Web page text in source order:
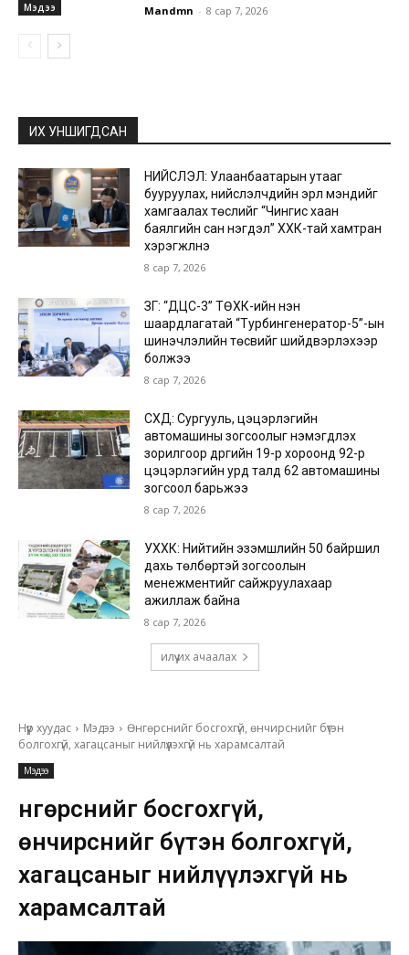
Мэдээ Mandmn - 8 сар 7, 2026
ИХ УНШИГДСАН
НИЙСЛЭЛ: Улаанбаатарын утааг
бууруулах, нийслэлчүүдийн эрүүл мэндийг
хамгаалах төслийг “Чингис хаан
баялгийн сан нэгдэл” ХХК-тай хамтран
хэрэгжүүлнэ
8 сар 7, 2026
ЗГ: “ДЦС-3” ТӨХК-ийн нэн
шаардлагатай “Турбингенератор-5”-ын
шинэчлэлийн төсвийг шийдвэрлэхээр
болжээ
8 сар 7, 2026
СХД: Сургууль, цэцэрлэгийн
автомашины зогсоолыг нэмэгдүүлэх
зорилгоор дүүргийн 19-р хороонд 92-р
цэцэрлэгийн урд талд 62 автомашины
зогсоол барьжээ
8 сар 7, 2026
УХХК: Нийтийн эзэмшлийн 50 байршил
дахь төлбөртэй зогсоолын
менежментийг сайжруулахаар
ажиллаж байна
8 сар 7, 2026
илүү их ачаалах